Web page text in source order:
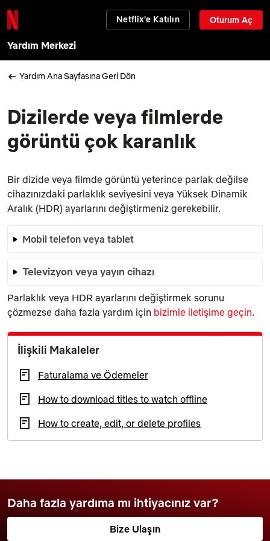
Netflix'e Katılın Oturum Aç
Yardım Merkezi
Yardım Ana Sayfasına Geri Dön
Dizilerde veya filmlerde
görüntü çok karanlık
Bir dizide veya filmde görüntü yeterince parlak değilse
cihazınızdaki parlaklık seviyesini veya Yüksek Dinamik
Aralık (HDR) ayarlarını değiştirmeniz gerekebilir.
Mobil telefon veya tablet
Televizyon veya yayın cihazı
Parlaklık veya HDR ayarlarını değiştirmek sorunu
çözmezse daha fazla yardım için bizimle iletişime geçin.
İlişkili Makaleler
Faturalama ve Ödemeler
How to download titles to watch offline
How to create, edit, or delete profiles
Daha fazla yardıma mı ihtiyacınız var?
Bize Ulaşın